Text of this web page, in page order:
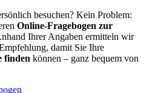
besuchen? Kein Problem:
Online-Fragebogen zur
Ihrer Angaben ermitteln wir
damit Sie Ihre
finden können – ganz bequem von